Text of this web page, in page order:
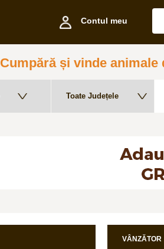
Contul meu
Cumpără și vinde animale
VÂNZĂTOR